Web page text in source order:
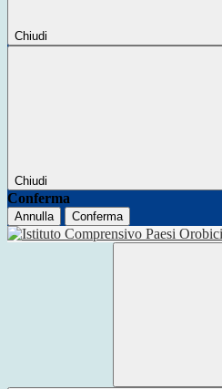
Chiudi
Chiudi
Conferma
Annulla Conferma